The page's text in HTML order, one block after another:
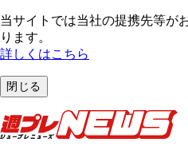
当サイトでは当社の提携先等が
ります。
詳しくはこちら
閉じる